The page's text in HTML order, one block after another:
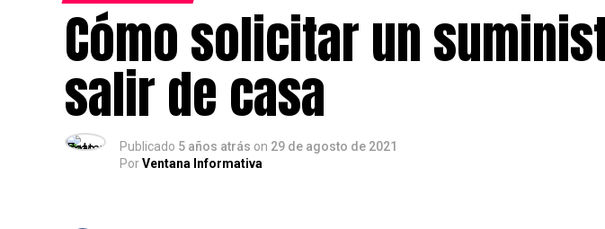
Cómo solicitar un
salir de casa
Publicado 5 años atrás on 29 de agosto de 2021
PorVentana Informativa